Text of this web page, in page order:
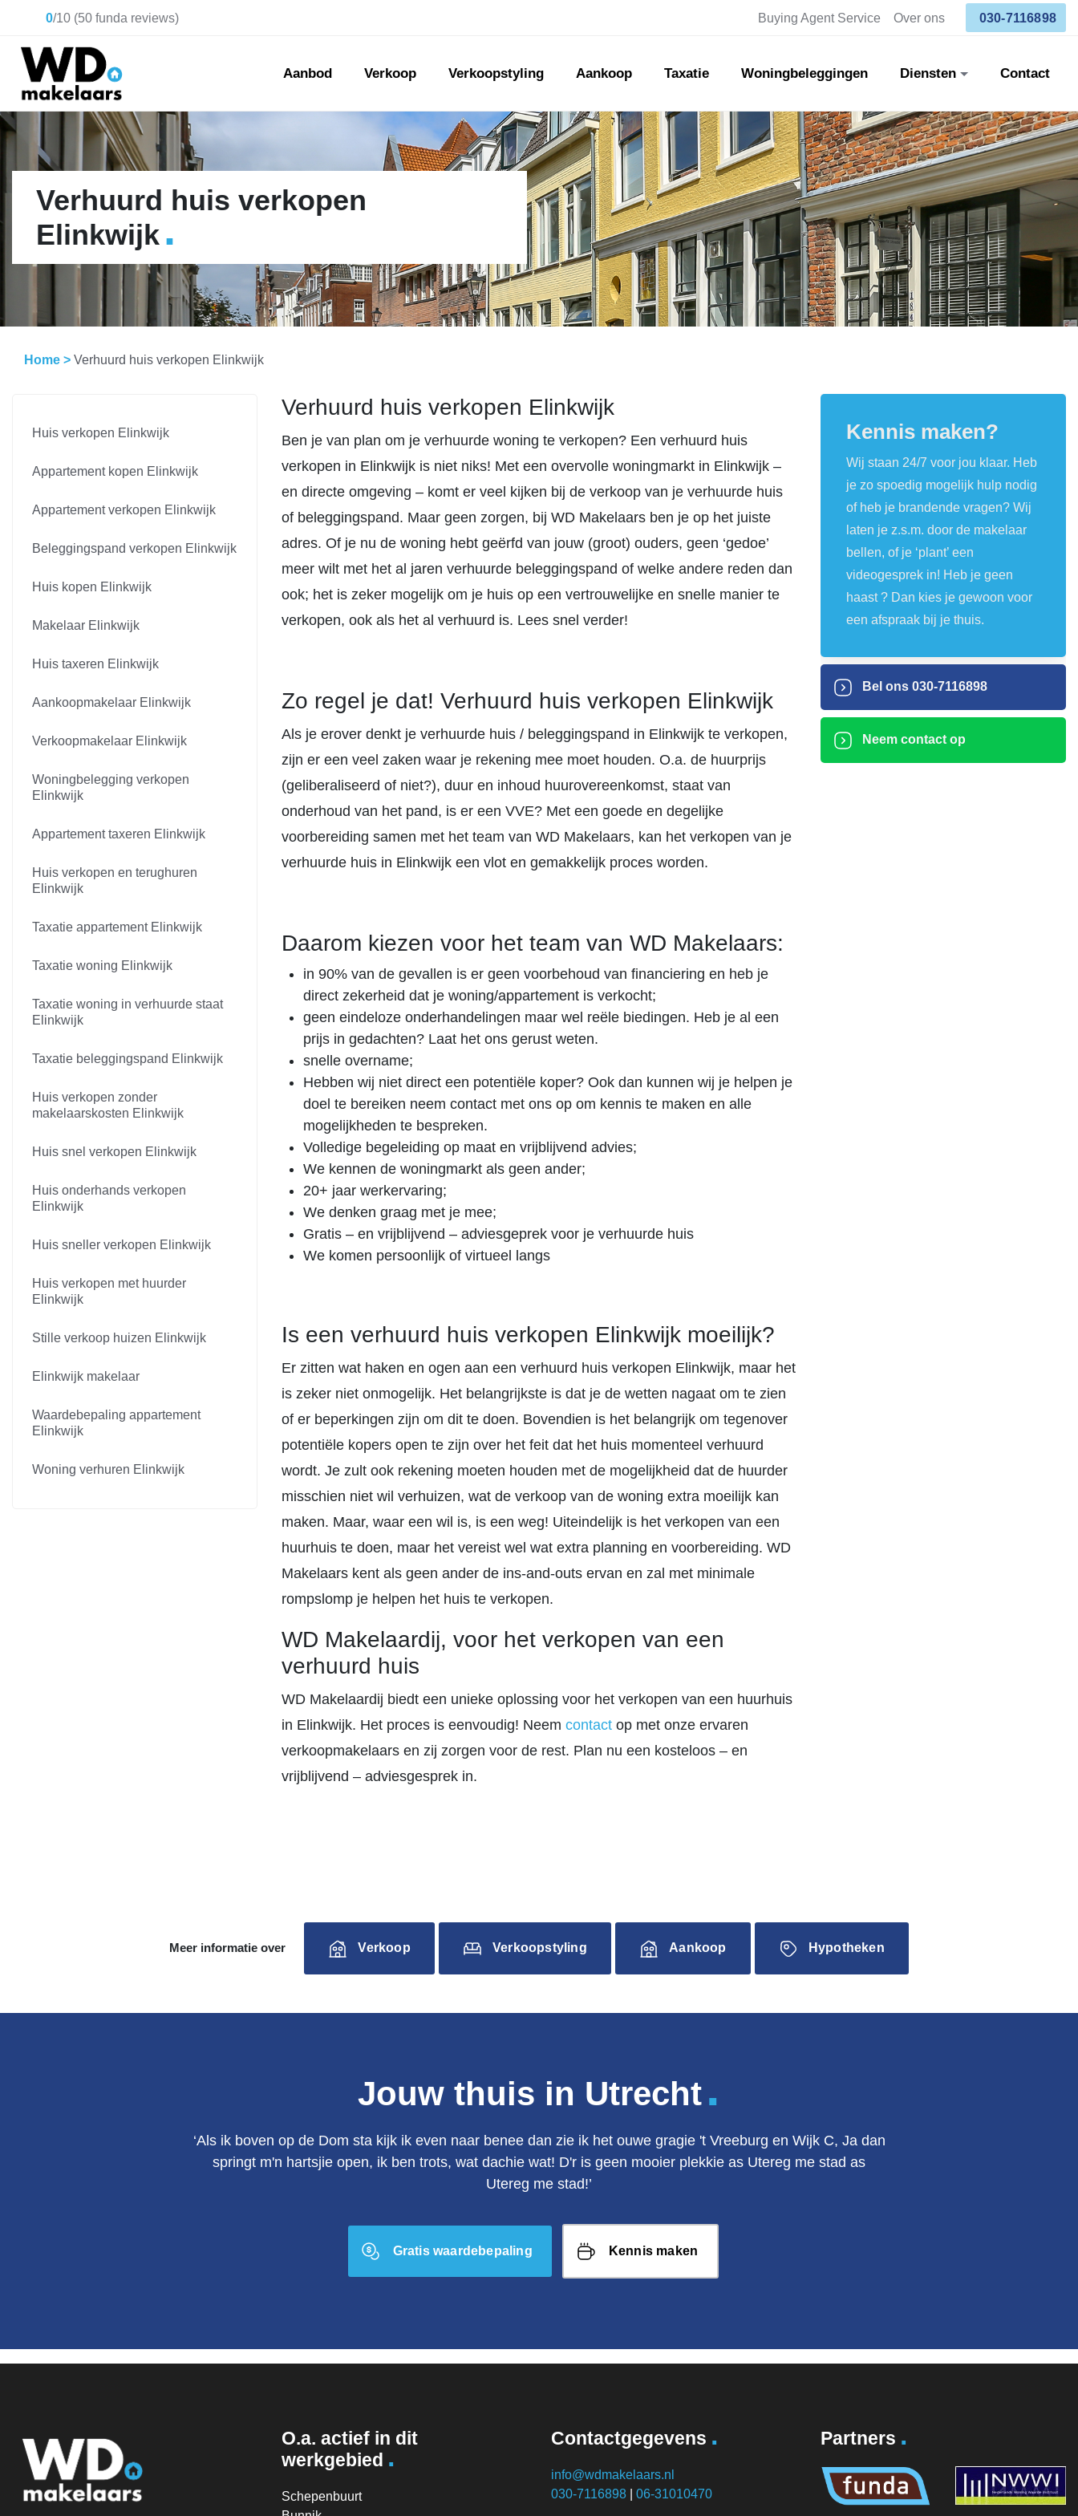
0/10 (50 funda reviews) Buying Agent Service Over ons 030-7116898
Aanbod Verkoop Verkoopstyling Aankoop Taxatie Woningbeleggingen Diensten Contact
Verhuurd huis verkopen
Elinkwijk.
Home > Verhuurd huis verkopen Elinkwijk
Huis verkopen Elinkwijk
Appartement kopen Elinkwijk
Appartement verkopen Elinkwijk
Beleggingspand verkopen Elinkwijk
Huis kopen Elinkwijk
Makelaar Elinkwijk
Huis taxeren Elinkwijk
Aankoopmakelaar Elinkwijk
Verkoopmakelaar Elinkwijk
Woningbelegging verkopen
Elinkwijk
Appartement taxeren Elinkwijk
Huis verkopen en terughuren
Elinkwijk
Taxatie appartement Elinkwijk
Taxatie woning Elinkwijk
Taxatie woning in verhuurde staat
Elinkwijk
Taxatie beleggingspand Elinkwijk
Huis verkopen zonder
makelaarskosten Elinkwijk
Huis snel verkopen Elinkwijk
Huis onderhands verkopen
Elinkwijk
Huis sneller verkopen Elinkwijk
Huis verkopen met huurder
Elinkwijk
Stille verkoop huizen Elinkwijk
Elinkwijk makelaar
Waardebepaling appartement
Elinkwijk
Woning verhuren Elinkwijk
Verhuurd huis verkopen Elinkwijk
Ben je van plan om je verhuurde woning te verkopen? Een verhuurd huis
verkopen in Elinkwijk is niet niks! Met een overvolle woningmarkt in Elinkwijk –
en directe omgeving – komt er veel kijken bij de verkoop van je verhuurde huis
of beleggingspand. Maar geen zorgen, bij WD Makelaars ben je op het juiste
adres. Of je nu de woning hebt geërfd van jouw (groot) ouders, geen ‘gedoe’
meer wilt met het al jaren verhuurde beleggingspand of welke andere reden dan
ook; het is zeker mogelijk om je huis op een vertrouwelijke en snelle manier te
verkopen, ook als het al verhuurd is. Lees snel verder!
Zo regel je dat! Verhuurd huis verkopen Elinkwijk
Als je erover denkt je verhuurde huis / beleggingspand in Elinkwijk te verkopen,
zijn er een veel zaken waar je rekening mee moet houden. O.a. de huurprijs
(geliberaliseerd of niet?), duur en inhoud huurovereenkomst, staat van
onderhoud van het pand, is er een VVE? Met een goede en degelijke
voorbereiding samen met het team van WD Makelaars, kan het verkopen van je
verhuurde huis in Elinkwijk een vlot en gemakkelijk proces worden.
Daarom kiezen voor het team van WD Makelaars:
in 90% van de gevallen is er geen voorbehoud van financiering en heb je
direct zekerheid dat je woning/appartement is verkocht;
geen eindeloze onderhandelingen maar wel reële biedingen. Heb je al een
prijs in gedachten? Laat het ons gerust weten.
snelle overname;
Hebben wij niet direct een potentiële koper? Ook dan kunnen wij je helpen je
doel te bereiken neem contact met ons op om kennis te maken en alle
mogelijkheden te bespreken.
Volledige begeleiding op maat en vrijblijvend advies;
We kennen de woningmarkt als geen ander;
20+ jaar werkervaring;
We denken graag met je mee;
Gratis – en vrijblijvend – adviesgeprek voor je verhuurde huis
We komen persoonlijk of virtueel langs
Is een verhuurd huis verkopen Elinkwijk moeilijk?
Er zitten wat haken en ogen aan een verhuurd huis verkopen Elinkwijk, maar het
is zeker niet onmogelijk. Het belangrijkste is dat je de wetten nagaat om te zien
of er beperkingen zijn om dit te doen. Bovendien is het belangrijk om tegenover
potentiële kopers open te zijn over het feit dat het huis momenteel verhuurd
wordt. Je zult ook rekening moeten houden met de mogelijkheid dat de huurder
misschien niet wil verhuizen, wat de verkoop van de woning extra moeilijk kan
maken. Maar, waar een wil is, is een weg! Uiteindelijk is het verkopen van een
huurhuis te doen, maar het vereist wel wat extra planning en voorbereiding. WD
Makelaars kent als geen ander de ins-and-outs ervan en zal met minimale
rompslomp je helpen het huis te verkopen.
WD Makelaardij, voor het verkopen van een
verhuurd huis
WD Makelaardij biedt een unieke oplossing voor het verkopen van een huurhuis
in Elinkwijk. Het proces is eenvoudig! Neem contact op met onze ervaren
verkoopmakelaars en zij zorgen voor de rest. Plan nu een kosteloos – en
vrijblijvend – adviesgesprek in.
Kennis maken?
Wij staan 24/7 voor jou klaar. Heb
je zo spoedig mogelijk hulp nodig
of heb je brandende vragen? Wij
laten je z.s.m. door de makelaar
bellen, of je ‘plant’ een
videogesprek in! Heb je geen
haast ? Dan kies je gewoon voor
een afspraak bij je thuis.
Bel ons 030-7116898
Neem contact op
Meer informatie over Verkoop Verkoopstyling Aankoop Hypotheken
Jouw thuis in Utrecht.
‘Als ik boven op de Dom sta kijk ik even naar benee dan zie ik het ouwe gragie 't Vreeburg en Wijk C, Ja dan
springt m'n hartsjie open, ik ben trots, wat dachie wat! D'r is geen mooier plekkie as Utereg me stad as
Utereg me stad!’
Gratis waardebepaling Kennis maken
O.a. actief in dit
werkgebied .
Schepenbuurt
Contactgegevens .
info@wdmakelaars.nl
030-7116898
06-31010470
Partners .